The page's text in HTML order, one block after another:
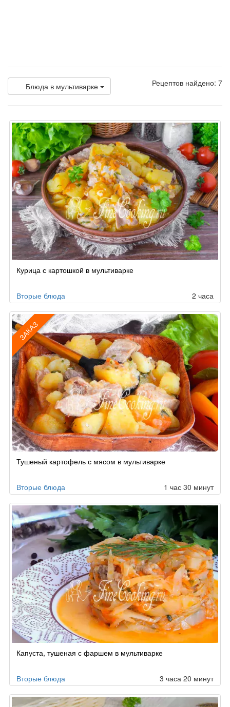
Блюда в мультиварке Рецептов найдено: 7
Курица с картошкой в мультиварке
Вторые блюда 2 часа
ЗАКАЗ
по
Тушеный картофель с мясом в мультиварке
Вторые блюда 1 час 30 минут
Капуста, тушеная с фаршем в мультиварке
Вторые блюда 3 часа 20 минут